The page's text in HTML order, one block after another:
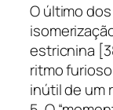
O último
estricnina
ritmo
inútil de um